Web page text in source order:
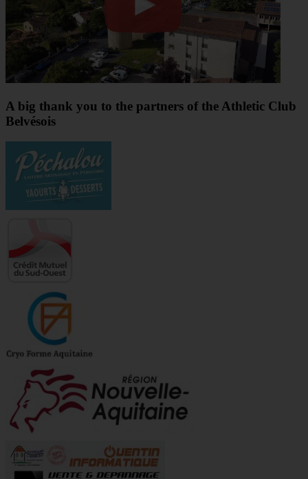
A big thank you to the partners of the Athletic Club
Belvésois